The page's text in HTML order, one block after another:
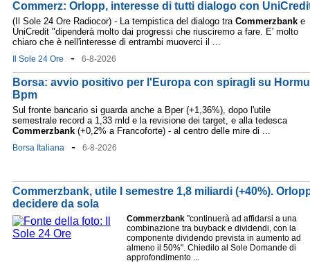
Commerz: Orlopp, interesse di tutti dialogo con
(Il Sole 24 Ore Radiocor) - La tempistica del dialogo tra Commerzbank e
UniCredit "dipenderà molto dai progressi che riusciremo a fare. E' molto
chiaro che è nell'interesse di entrambi muoverci il ...
Il Sole 24 Ore - 6-8-2026
Borsa: avvio positivo per l'Europa con spiragli su
Bpm
Sul fronte bancario si guarda anche a Bper (+1,36%), dopo l'utile
semestrale record a 1,33 mld e la revisione dei target, e alla tedesca
Commerzbank (+0,2% a Francoforte) - al centro delle mire di ...
Borsa Italiana - 6-8-2026
Commerzbank, utile I semestre 1,8 miliardi (+40%).
decidere da sola
Commerzbank "continuerà ad affidarsi a una
combinazione tra buyback e dividendi, con la
componente dividendo prevista in aumento ad
almeno il 50%". Chiedilo al Sole Domande di
approfondimento ...